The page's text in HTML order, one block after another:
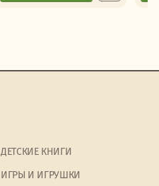
ДЕТСКИЕ КНИГИ
ИГРЫ И ИГРУШКИ